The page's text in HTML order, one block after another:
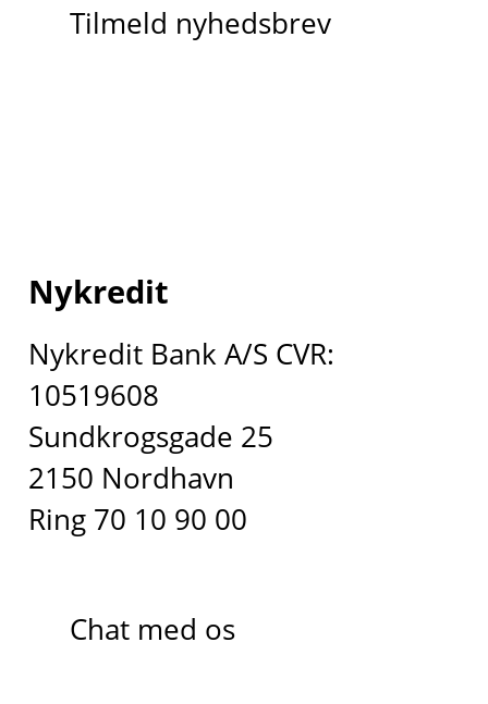
Tilmeld nyhedsbrev
Nykredit
Nykredit Bank A/S CVR:
10519608
Sundkrogsgade 25
2150 Nordhavn
Ring 70 10 90 00
Chat med os